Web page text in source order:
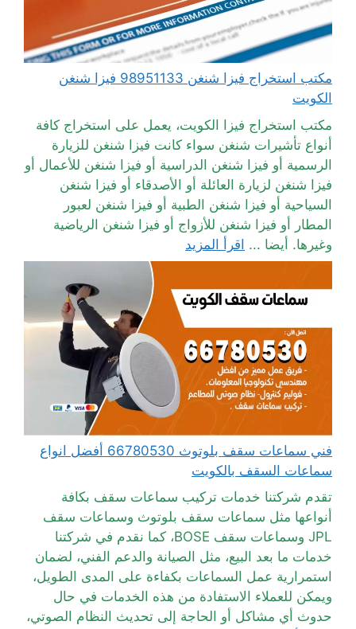
مكتب استخراج فيزا شنغن 98951133 فيزا شنغن
الكويت
مكتب استخراج فيزا الكويت، يعمل على استخراج كافة
أنواع تأشيرات شنغن سواء كانت فيزا شنغن للزيارة
الرسمية أو فيزا شنغن الدراسية أو فيزا شنغن للأعمال أو
فيزا شنغن لزيارة العائلة أو الأصدقاء أو فيزا شنغن
السياحية أو فيزا شنغن الطبية أو فيزا شنغن لعبور
المطار أو فيزا شنغن للأزواج أو فيزا شنغن الرياضية
وغيرها. أيضا ... اقرأ المزيد
فني سماعات سقف بلوتوث 66780530 أفضل انواع
سماعات السقف بالكويت
تقدم شركتنا خدمات تركيب سماعات سقف بكافة
أنواعها مثل سماعات سقف بلوتوث وسماعات سقف
JPL وسماعات سقف BOSE، كما نقدم في شركتنا
خدمات ما بعد البيع، مثل الصيانة والدعم الفني، لضمان
استمرارية عمل السماعات بكفاءة على المدى الطويل،
ويمكن للعملاء الاستفادة من هذه الخدمات في حال
حدوث أي مشاكل أو الحاجة إلى تحديث النظام الصوتي،